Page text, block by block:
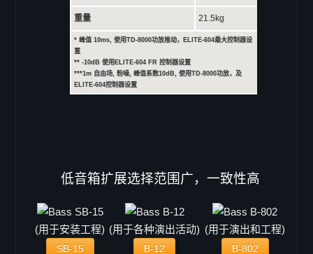
重量 21.5kg
* 峰值 10ms, 使用TD-8000功放推动，ELITE-604最大控制器设
置
** -10dB 使用ELITE-604 FR 控制器设置
***1m 自由场, 粉噪, 峰值系数10dB, 使用TD-8000功放，及
ELITE-604控制器设置
低音箱扩展选择范围广，一致性高
(用于安装工程)
SB-15
(用于各种演出活动)
B-12
(用于演出和工程)
B-802